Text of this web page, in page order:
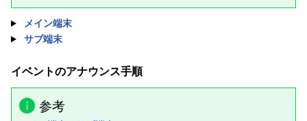
メイン端末
サブ端末
イベントのアナウンス手順
参考